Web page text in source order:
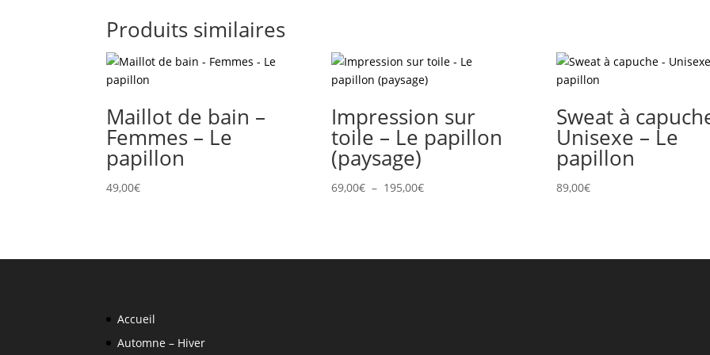
Produits similaires
Maillot de bain –
Femmes – Le
papillon
49,00€
Impression sur
toile – Le papillon
(paysage)
69,00€ – 195,00€Plage
à
Sweat à
Unisexe – Le
papillon
89,00€
Accueil
Automne – Hiver